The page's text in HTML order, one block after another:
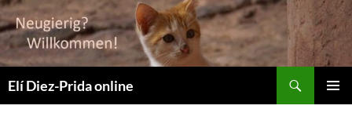
Elí Diez-Prida online